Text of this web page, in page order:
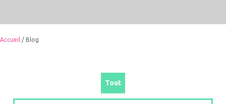
Accueil / Blog
Tout